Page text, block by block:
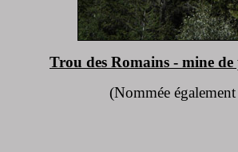
Trou des Romains - mine
(Nommée